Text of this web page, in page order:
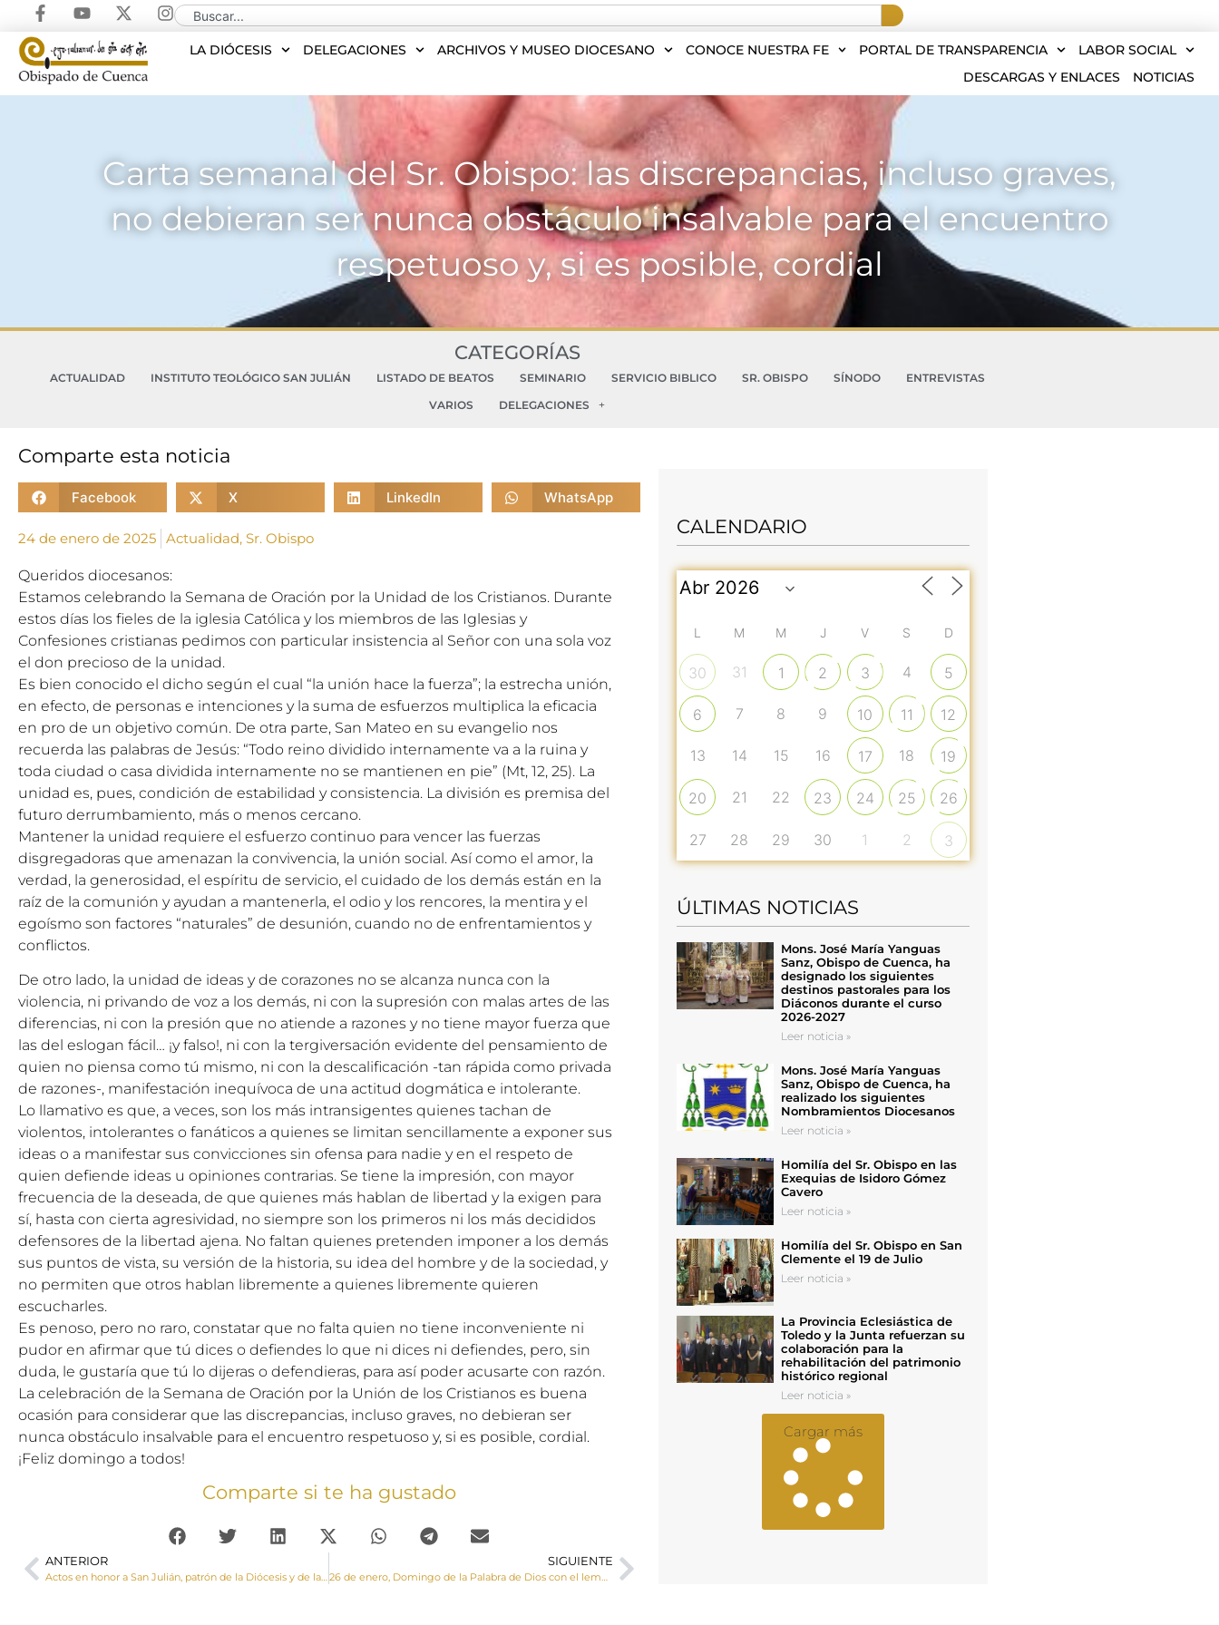
LA DIÓCESIS DELEGACIONES ARCHIVOS Y MUSEO DIOCESANO CONOCE NUESTRA FE PORTAL DE TRANSPARENCIA
LABOR SOCIAL
DESCARGAS Y ENLACES
NOTICIAS
Carta semanal del Sr. Obispo: las discrepancias, incluso graves,
no debieran ser nunca obstáculo insalvable para el encuentro
respetuoso y, si es posible, cordial
CATEGORÍAS
ACTUALIDAD INSTITUTO TEOLÓGICO SAN JULIÁN LISTADO DE BEATOS SEMINARIO SERVICIO BIBLICO SR. OBISPO SÍNODO
ENTREVISTAS
VARIOS
DELEGACIONES
Comparte esta noticia
Facebook X LinkedIn WhatsApp
24 de enero de 2025 Actualidad, Sr. Obispo
Queridos diocesanos:
Estamos celebrando la Semana de Oración por la Unidad de los Cristianos. Durante
estos días los fieles de la iglesia Católica y los miembros de las Iglesias y
Confesiones cristianas pedimos con particular insistencia al Señor con una sola voz
el don precioso de la unidad.
Es bien conocido el dicho según el cual “la unión hace la fuerza”; la estrecha unión,
en efecto, de personas e intenciones y la suma de esfuerzos multiplica la eficacia
en pro de un objetivo común. De otra parte, San Mateo en su evangelio nos
recuerda las palabras de Jesús: “Todo reino dividido internamente va a la ruina y
toda ciudad o casa dividida internamente no se mantienen en pie” (Mt, 12, 25). La
unidad es, pues, condición de estabilidad y consistencia. La división es premisa del
futuro derrumbamiento, más o menos cercano.
Mantener la unidad requiere el esfuerzo continuo para vencer las fuerzas
disgregadoras que amenazan la convivencia, la unión social. Así como el amor, la
verdad, la generosidad, el espíritu de servicio, el cuidado de los demás están en la
raíz de la comunión y ayudan a mantenerla, el odio y los rencores, la mentira y el
egoísmo son factores “naturales” de desunión, cuando no de enfrentamientos y
conflictos.
De otro lado, la unidad de ideas y de corazones no se alcanza nunca con la
violencia, ni privando de voz a los demás, ni con la supresión con malas artes de las
diferencias, ni con la presión que no atiende a razones y no tiene mayor fuerza que
las del eslogan fácil… ¡y falso!, ni con la tergiversación evidente del pensamiento de
quien no piensa como tú mismo, ni con la descalificación -tan rápida como privada
de razones-, manifestación inequívoca de una actitud dogmática e intolerante.
Lo llamativo es que, a veces, son los más intransigentes quienes tachan de
violentos, intolerantes o fanáticos a quienes se limitan sencillamente a exponer sus
ideas o a manifestar sus convicciones sin ofensa para nadie y en el respeto de
quien defiende ideas u opiniones contrarias. Se tiene la impresión, con mayor
frecuencia de la deseada, de que quienes más hablan de libertad y la exigen para
sí, hasta con cierta agresividad, no siempre son los primeros ni los más decididos
defensores de la libertad ajena. No faltan quienes pretenden imponer a los demás
sus puntos de vista, su versión de la historia, su idea del hombre y de la sociedad, y
no permiten que otros hablan libremente a quienes libremente quieren
escucharles.
Es penoso, pero no raro, constatar que no falta quien no tiene inconveniente ni
pudor en afirmar que tú dices o defiendes lo que ni dices ni defiendes, pero, sin
duda, le gustaría que tú lo dijeras o defendieras, para así poder acusarte con razón.
La celebración de la Semana de Oración por la Unión de los Cristianos es buena
ocasión para considerar que las discrepancias, incluso graves, no debieran ser
nunca obstáculo insalvable para el encuentro respetuoso y, si es posible, cordial.
¡Feliz domingo a todos!
Comparte si te ha gustado
ANTERIOR
Actos en honor a San Julián, patrón de la Diócesis y de la ciudad de Cuenca
SIGUIENTE
26 de enero, Domingo de la Palabra de Dios con el lema “Espero en tu Palabra” (Sal 119,74)
CALENDARIO
L M M J V S D
30 31 1 2 3 4 5
6 7 8 9 10 11 12
13 14 15 16 17 18 19
20 21 22 23 24 25 26
27 28 29 30 1 2 3
ÚLTIMAS NOTICIAS
Mons. José María Yanguas
Sanz, Obispo de Cuenca, ha
designado los siguientes
destinos pastorales para los
Diáconos durante el curso
2026-2027
Leer noticia »
Mons. José María Yanguas
Sanz, Obispo de Cuenca, ha
realizado los siguientes
Nombramientos Diocesanos
Leer noticia »
Homilía del Sr. Obispo en las
Exequias de Isidoro Gómez
Cavero
Leer noticia »
Homilía del Sr. Obispo en San
Clemente el 19 de Julio
Leer noticia »
La Provincia Eclesiástica de
Toledo y la Junta refuerzan su
colaboración para la
rehabilitación del patrimonio
histórico regional
Leer noticia »
Cargar más